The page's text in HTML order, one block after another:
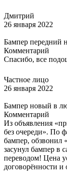
Дмитрий
26 января 2022
Бампер передний
Комментарий
Спасибо, все
Частное лицо
26 января 2022
Бампер новый в
Комментарий
Из объявления
без очереди». По
бампер, обзвонил
засунул бампер в
переводом! Цена
договорённости и